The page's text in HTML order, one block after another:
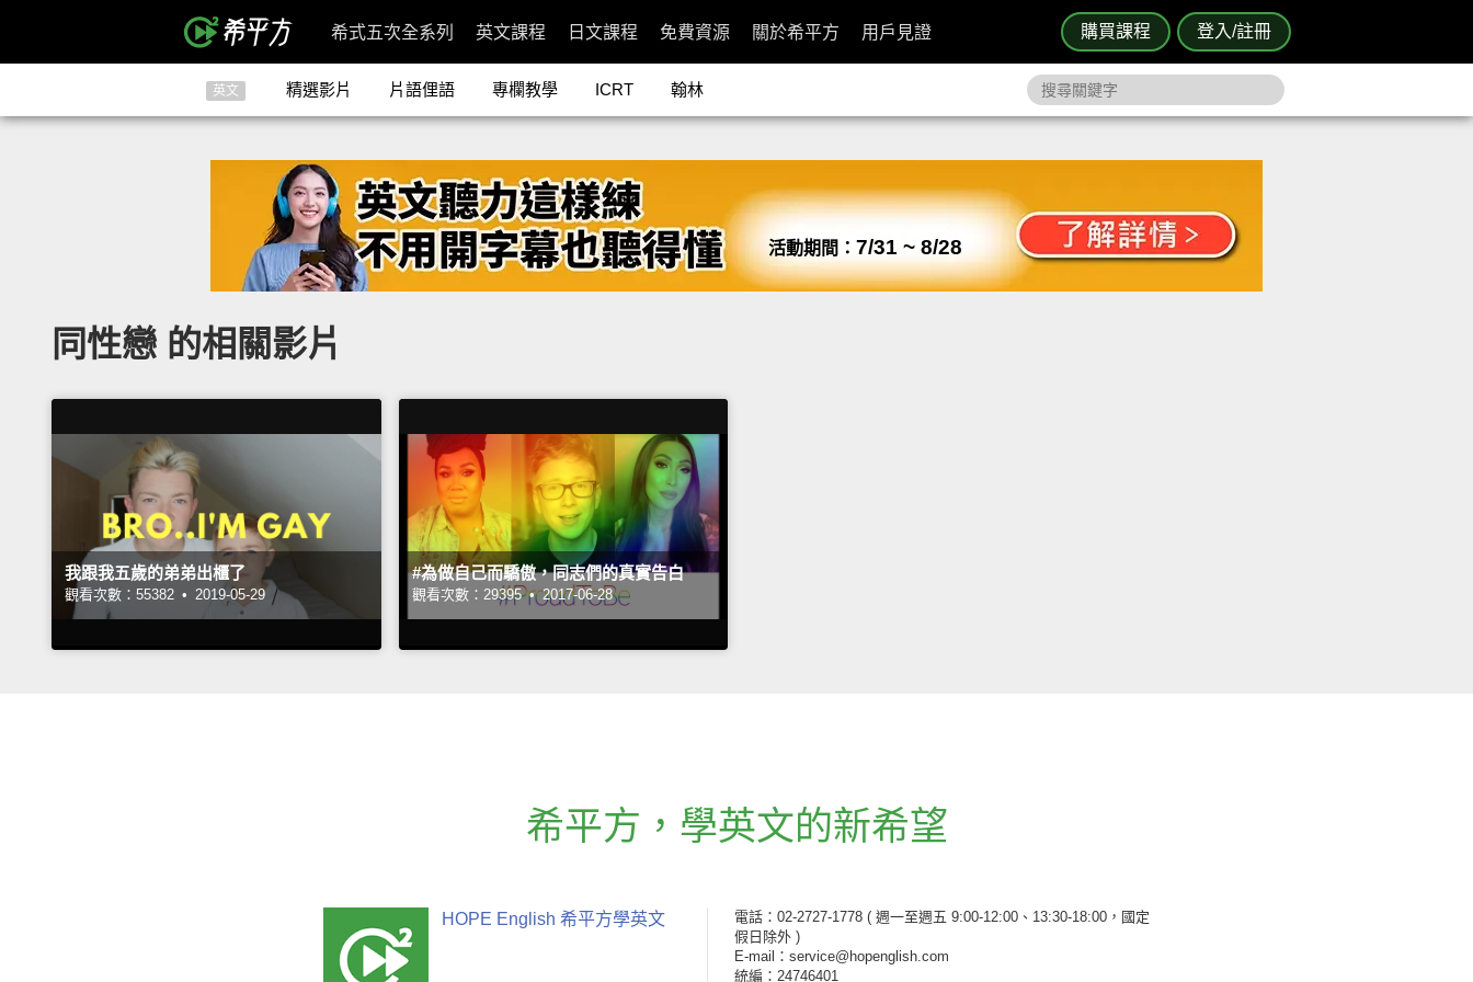
購買課程 登入/註冊
希式五次全系列 英文課程 日文課程 免費資源 關於希平方 用戶見證
英文 精選影片 片語俚語 專欄教學 ICRT 翰林
活動期間： 7/31 ~ 8/28
同性戀 的相關影片
我跟我五歲的弟弟出櫃了
觀看次數：55382 • 2019-05-29
#為做自己而驕傲，同志們的真實告白
觀看次數：29395 • 2017-06-28
希平方 ， 學英文的新希望
HOPE English 希平方學英文 電話：02-2727-1778 ( 週一至週五 9:00-12:00、13:30-18:00，國定
假日除外 )
E-mail：service@hopenglish.com
統編：24746401